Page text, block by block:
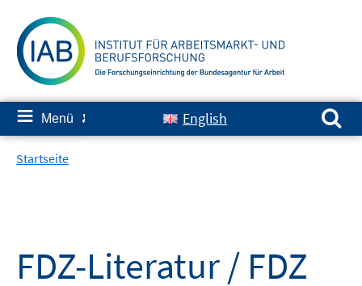
zum
Inhalt
≡ Menü ✘ English
Suchen nach:
Startseite
FDZ-Literatur / FDZ